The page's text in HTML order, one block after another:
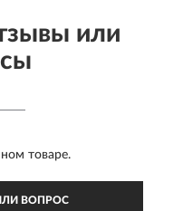
или
товаре.
ВОПРОС